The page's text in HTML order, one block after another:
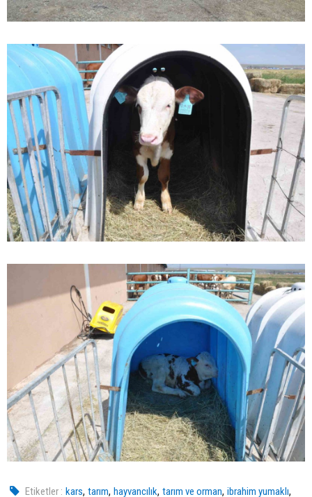
Etiketler : kars,tarım,hayvancılık,tarım ve orman,ibrahim yumaklı,